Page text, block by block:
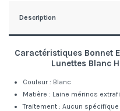
Description
Caractéristiques Bonnet
Lunettes Blanc
Couleur : Blanc
Matière : Laine mérinos
Traitement : Aucun spécifique